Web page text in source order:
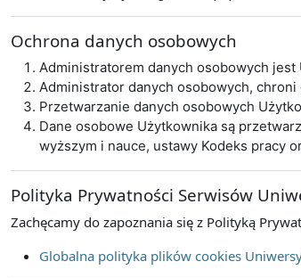
Ochrona danych osobowych
Administratorem danych osobowych
Administrator danych osobowych,
Przetwarzanie danych osobowych
Dane osobowe Użytkownika są
wyższym i nauce, ustawy Kodeks pracy
Polityka Prywatności Serwisów
Zachęcamy do zapoznania się z Polityką
Globalna polityka plików cookies